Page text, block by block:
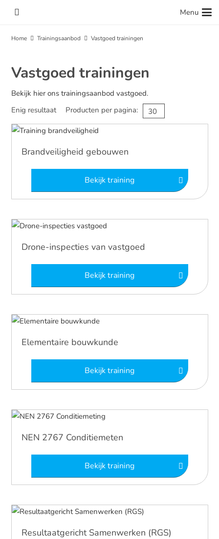
Menu
Home Trainingsaanbod Vastgoed trainingen
Vastgoed trainingen
Bekijk hier ons trainingsaanbod vastgoed.
Enig resultaat
Producten per pagina:
Brandveiligheid gebouwen
Bekijk training
Drone-inspecties van vastgoed
Bekijk training
Elementaire bouwkunde
Bekijk training
NEN 2767 Conditiemeten
Bekijk training
Resultaatgericht Samenwerken (RGS)